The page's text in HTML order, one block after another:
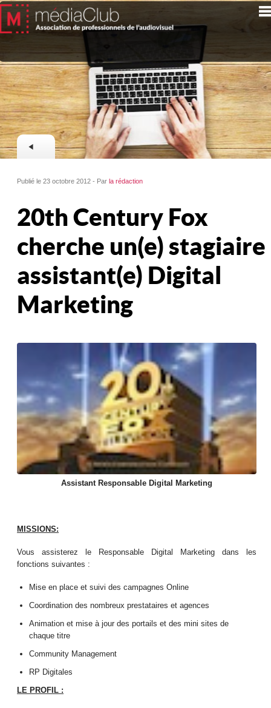
Publié le 23 octobre 2012 - Parla rédaction
20th Century Fox
cherche un(e) stagiaire
assistant(e) Digital
Marketing
Assistant Responsable Digital Marketing
MISSIONS:
Vous assisterez le Responsable Digital Marketing dans les
fonctions suivantes :
Mise en place et suivi des campagnes Online
Coordination des nombreux prestataires et agences
Animation et mise à jour des portails et des mini sites de
chaque titre
Community Management
RP Digitales
LE PROFIL :